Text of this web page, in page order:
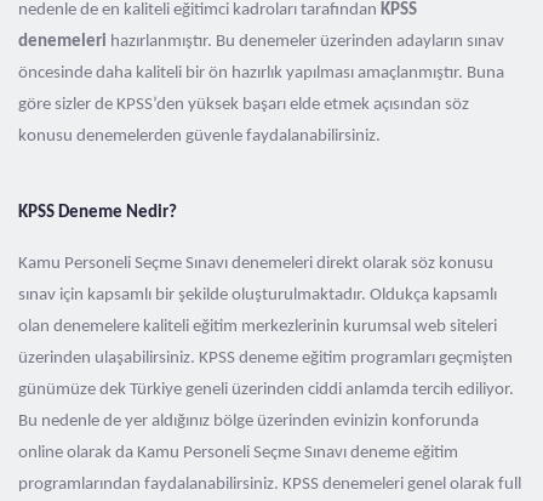
nedenle de en kaliteli eğitimci kadroları tarafından KPSS
denemeleri hazırlanmıştır. Bu denemeler üzerinden adayların sınav
öncesinde daha kaliteli bir ön hazırlık yapılması amaçlanmıştır. Buna
göre sizler de KPSS’den yüksek başarı elde etmek açısından söz
konusu denemelerden güvenle faydalanabilirsiniz.
KPSS Deneme Nedir?
Kamu Personeli Seçme Sınavı denemeleri direkt olarak söz konusu
sınav için kapsamlı bir şekilde oluşturulmaktadır. Oldukça kapsamlı
olan denemelere kaliteli eğitim merkezlerinin kurumsal web siteleri
üzerinden ulaşabilirsiniz. KPSS deneme eğitim programları geçmişten
günümüze dek Türkiye geneli üzerinden ciddi anlamda tercih ediliyor.
Bu nedenle de yer aldığınız bölge üzerinden evinizin konforunda
online olarak da Kamu Personeli Seçme Sınavı deneme eğitim
programlarından faydalanabilirsiniz. KPSS denemeleri genel olarak full